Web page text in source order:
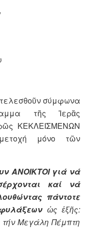
τελεσθοῦν σύμφωνα
τῆς Ἱερᾶς
ΚΕΚΛΕΙΣΜΕΝΩΝ
μόνο τῶν
ΑΝΟΙΚΤΟΙ γιά νά
καί νά
πάντοτε
ὡς ἑξῆς:
Μεγάλη Πέμπτη